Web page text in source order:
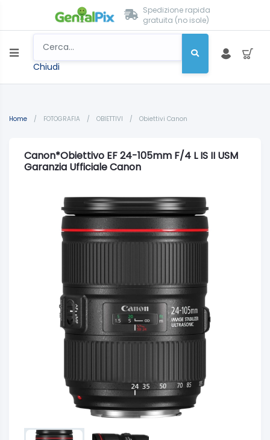
Spedizione rapida
gratuita (no isole)
Chiudi
Home / FOTOGRAFIA / OBIETTIVI / Obiettivi Canon
Canon*Obiettivo EF 24-105mm F/4 L IS II USM
Garanzia Ufficiale Canon